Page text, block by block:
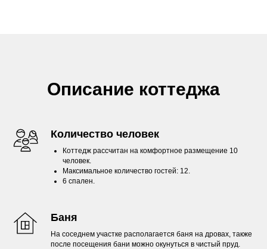
Описание коттеджа
Количество человек
Коттедж рассчитан на комфортное размещение 10
человек.
Максимальное количество гостей: 12.
6 спален.
Баня
На соседнем участке располагается баня на дровах, также
после посещения бани можно окунуться в чистый пруд.